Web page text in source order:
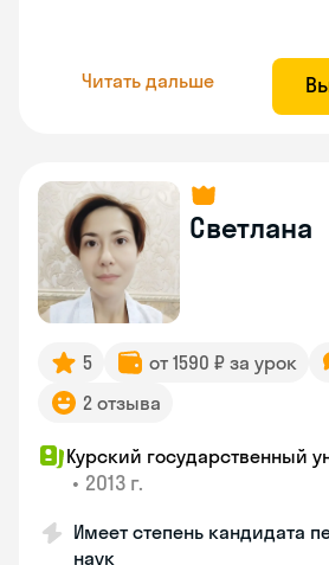
Читать дальше
Светлана
5 от 1590 ₽ за урок
2 отзыва
Курский государственный
• 2013 г.
Имеет степень кандидата
наук